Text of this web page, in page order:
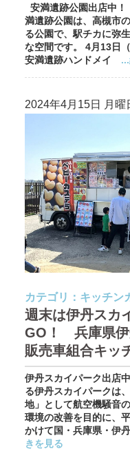
安満遺跡公園出店中
満遺跡公園は、高槻市
る公園で、駅チカに弥
な空間です。 4月13日
安満遺跡ハンドメイ
...
2024年4月15日 月曜
カテゴリ： キッチン
週末は伊丹スカ
GO！ 兵庫県
販売車組合キッ
伊丹スカイパーク出店
る伊丹スカイパークは
地」として航空機騒音
環境の改善を目的に、
かけて国・兵庫県・伊
きを見る